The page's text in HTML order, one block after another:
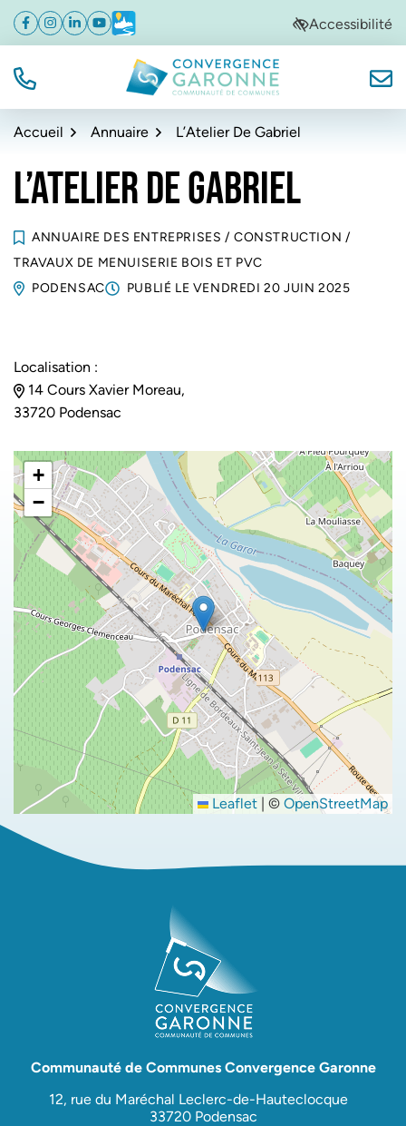
Aller
navigation
Aller
au
Aller
au
de
Facebook
(ouverture dans un nouvel onglet)
Instagram
(ouverture dans un nouvel onglet)
Linkedin
(ouverture dans un nouvel onglet)
YouTube
(ouverture dans un nouvel onglet)
Météo
(ouverture dans un nouvel onglet)Accessibilité
TÉL. Convergence Garonne
Accueil Annuaire L’Atelier De Gabriel
L’ATELIER DE GABRIEL
ANNUAIRE DES ENTREPRISES / CONSTRUCTION /
TRAVAUX DE MENUISERIE BOIS ET PVC
PODENSAC
PUBLIÉ LE VENDREDI 20 JUIN 2025
Localisation :
14 Cours Xavier Moreau,
33720 Podensac
+
−
Leaflet | © OpenStreetMap
Communauté de Communes Convergence Garonne
12, rue du Maréchal Leclerc-de-Hauteclocque
33720 Podensac